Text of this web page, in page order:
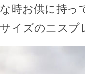
な時お供に持っ
サイズのエスプ